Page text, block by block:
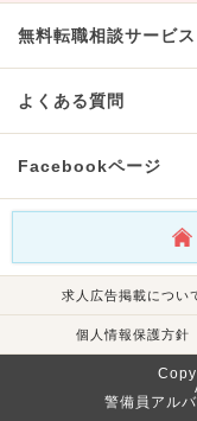
無料転職相談サービス
よくある質問
Facebookページ
求人広告掲載につい
個人情報保護方針
警備員アル